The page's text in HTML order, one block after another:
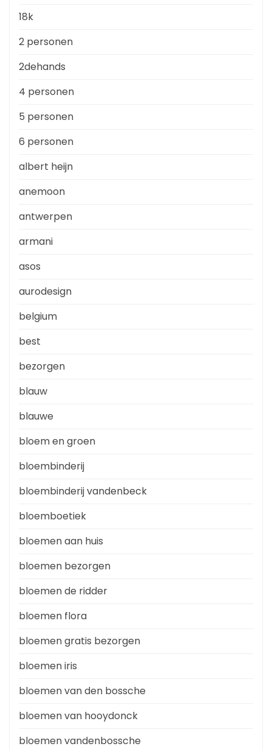
18k
2 personen
2dehands
4 personen
5 personen
6 personen
albert heijn
anemoon
antwerpen
armani
asos
aurodesign
belgium
best
bezorgen
blauw
blauwe
bloem en groen
bloembinderij
bloembinderij vandenbeck
bloemboetiek
bloemen aan huis
bloemen bezorgen
bloemen de ridder
bloemen flora
bloemen gratis bezorgen
bloemen iris
bloemen van den bossche
bloemen van hooydonck
bloemen vandenbossche